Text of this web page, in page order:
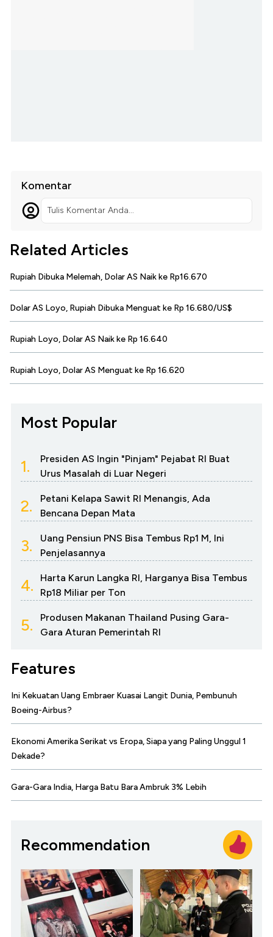
Komentar
Tulis Komentar Anda...
Related Articles
Rupiah Dibuka Melemah, Dolar AS Naik ke Rp16.670
Dolar AS Loyo, Rupiah Dibuka Menguat ke Rp 16.680/US$
Rupiah Loyo, Dolar AS Naik ke Rp 16.640
Rupiah Loyo, Dolar AS Menguat ke Rp 16.620
Most Popular
1.
Presiden AS Ingin "Pinjam" Pejabat RI Buat
Urus Masalah di Luar Negeri
2.
Petani Kelapa Sawit RI Menangis, Ada
Bencana Depan Mata
3.
Uang Pensiun PNS Bisa Tembus Rp1 M, Ini
Penjelasannya
4.
Harta Karun Langka RI, Harganya Bisa Tembus
Rp18 Miliar per Ton
5.
Produsen Makanan Thailand Pusing Gara-
Gara Aturan Pemerintah RI
Features
Ini Kekuatan Uang Embraer Kuasai Langit Dunia, Pembunuh
Boeing-Airbus?
Ekonomi Amerika Serikat vs Eropa, Siapa yang Paling Unggul 1
Dekade?
Gara-Gara India, Harga Batu Bara Ambruk 3% Lebih
Recommendation